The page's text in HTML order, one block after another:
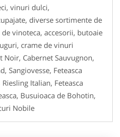
vinuri dulci,
diverse sortimente de
vinoteca, accesorii, butoaie
crame de vinuri
Cabernet Sauvugnon,
Sangiovesse, Feteasca
Italian, Feteasca
Busuioaca de Bohotin,
Nobile